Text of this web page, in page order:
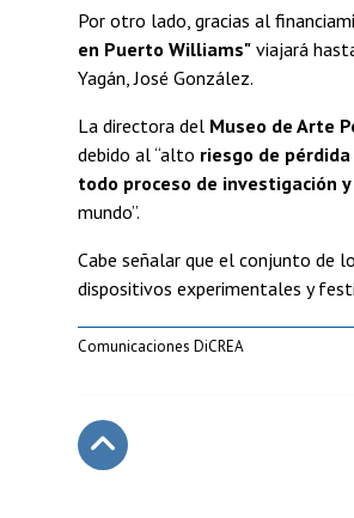
Por otro lado, gracias al
en Puerto Williams" viajará
Yagán, José González.
La directora del Museo de Arte
debido al “alto riesgo de
todo proceso de investigación
mundo”.
Cabe señalar que el conjunto de
dispositivos experimentales y
Comunicaciones DiCREA